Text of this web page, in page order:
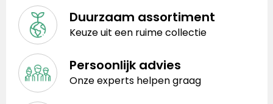
Duurzaam assortiment
Keuze uit een ruime collectie
Persoonlijk advies
Onze experts helpen graag